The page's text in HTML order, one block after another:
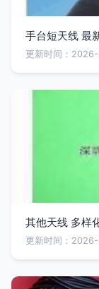
手台短天线 最
更新时间：
其他天线 多样
更新时间：